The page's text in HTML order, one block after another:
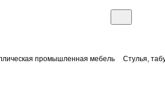
промышленная мебель Стулья,